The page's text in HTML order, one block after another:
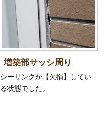
増築部サッシ周り
シーリングが【欠損】してい
る状態でした。